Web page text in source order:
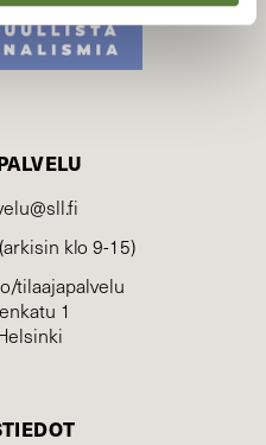
klo 9-15)
tilaajapalvelu
1